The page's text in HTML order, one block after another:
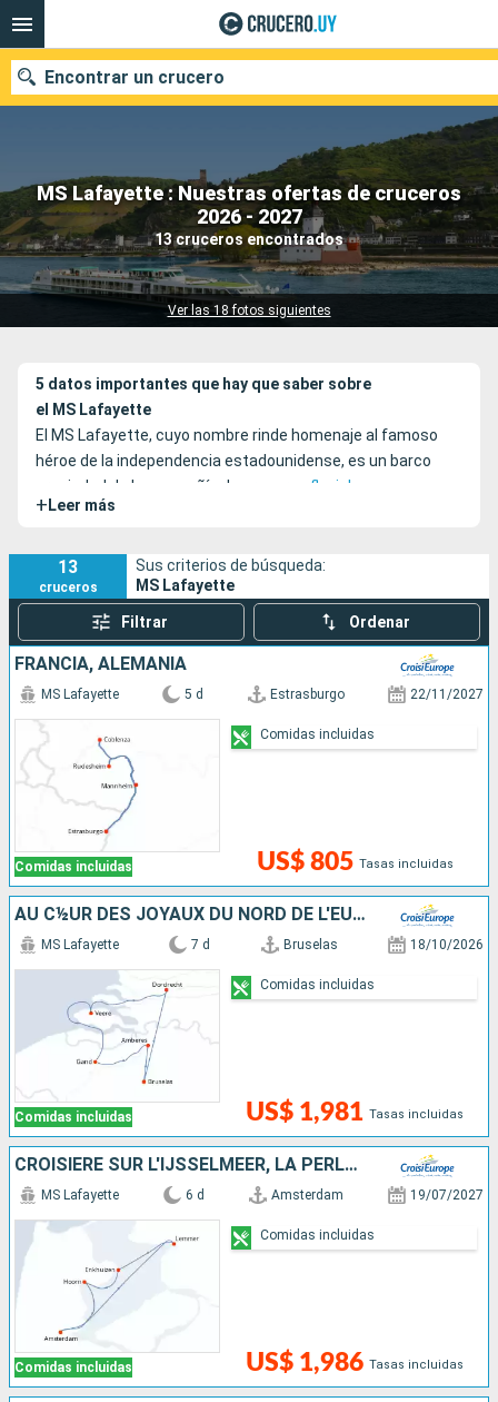
MS Lafayette : Nuestras ofertas de cruceros
2026 - 2027
13 cruceros encontrados
Ver las 18 fotos siguientes
Encontrar un crucero
Nuestros destinos
Fecha de salida
5 datos importantes que hay que saber sobre
el MS Lafayette
El MS Lafayette, cuyo nombre rinde homenaje al famoso
héroe de la independencia estadounidense, es un barco
propiedad de la compañía de
cruceros fluviales
CroisiEurope
+ Leer más
13
cruceros
Sus criterios de búsqueda:
MS Lafayette
Filtrar Ordenar
FRANCIA, ALEMANIA
Comidas incluidas
MS Lafayette 5 d Estrasburgo 22/11/2027
US$ 805 Tasas incluidas
Comidas incluidas
AU C½UR DES JOYAUX DU NORD DE L'EUROPE, CROISIÈRE EXCLUSIVE
Comidas incluidas
MS Lafayette 7 d Bruselas 18/10/2026
US$ 1,981 Tasas incluidas
Comidas incluidas
CROISIÈRE SUR L'IJSSELMEER, LA PERLE DE LA HOLLANDE
Comidas incluidas
MS Lafayette 6 d Amsterdam 19/07/2027
US$ 1,986 Tasas incluidas
Comidas incluidas